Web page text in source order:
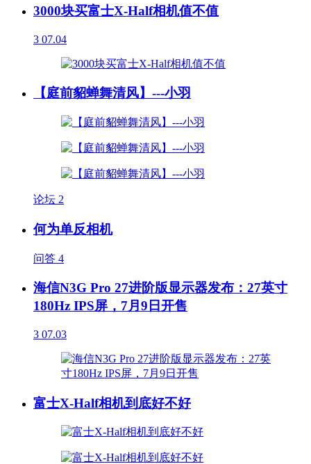
3000块买富士X-Half相机值不值
3 07.04
【庭前貂蝉舞清风】---小羽
论坛 2
何为单反相机
问答 4
海信N3G Pro 27进阶版显示器发布：27英寸
180Hz IPS屏，7月9日开售
3 07.03
富士X-Half相机到底好不好